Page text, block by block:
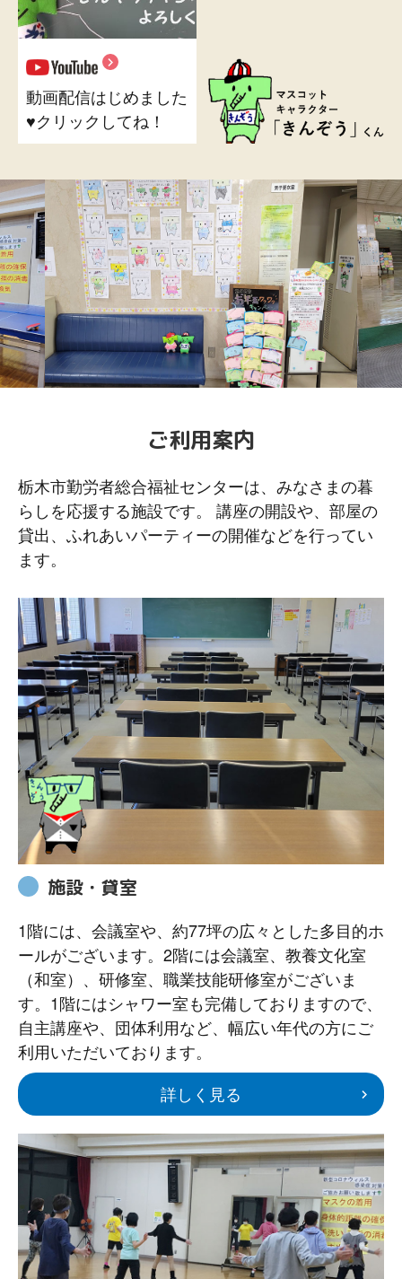
動画配信はじめました
♥クリックしてね！
ご利用案内
栃木市勤労者総合福祉センターは、みなさまの暮
らしを応援する施設です。
講座の開設や、部屋の
貸出、ふれあいパーティーの開催などを行ってい
ます。
施設・貸室
1階には、会議室や、約77坪の広々とした多目的ホ
ールがございます。2階には会議室、教養文化室
（和室）、研修室、職業技能研修室がございま
す。1階にはシャワー室も完備しておりますので、
自主講座や、団体利用など、幅広い年代の方にご
利用いただいております。
詳しく見る